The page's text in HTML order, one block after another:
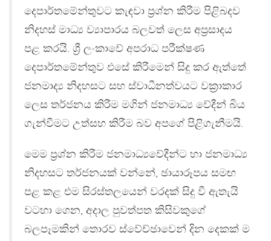
දෙපාර්තමේන්තුවට කැඳවා ප‍්‍රශ්න කිරීම පිළිබදව
නිදහස් මාධ්‍ය ව්‍යාපාරය බලවත් ලෙස අප‍්‍රසාදය
පළ කරයි. ශ්‍රී ලංකාවේ අපරාධ පරීක්ෂණ
දෙපාර්තමේන්තුව එසේ කිරීමෙන් සිදු කර ඇත්තේ
ජනමාද්‍ය නිදහසට සහ ස්වාධීනත්වයට වක‍්‍රාකාර
ලෙස තර්ජනය කිරීම මගින් ජනමාධ්‍ය වේදීන් බිය
ගැන්වීමට උත්සහ කිරීම බව අපගේ පිළිගැනීමයි.
මෙම ප‍්‍රශ්න කිරීම ජනමාධ්‍යවේදීන්ට හා ජනමාධ්‍ය
නිදහසට තර්ජනයක් වන්නේ, ඡායාරූපය සමඟ
පළ කළ එම සිරස්තලයෙන් වරදක් සිදු වී ඇතැයි
වටහා ගෙන, අදාල පුවත්පත කිසිවකුගේ
බලපෑමකින් තොරව ස්වේච්ඡාවෙන් දින දෙකක් ම